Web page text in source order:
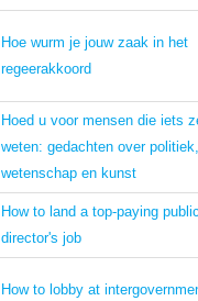
Hoe wurm je jouw zaak in het
regeerakkoord
Hoed u voor mensen die iets
weten: gedachten over politiek,
wetenschap en kunst
How to land a top-paying
director's job
How to lobby at